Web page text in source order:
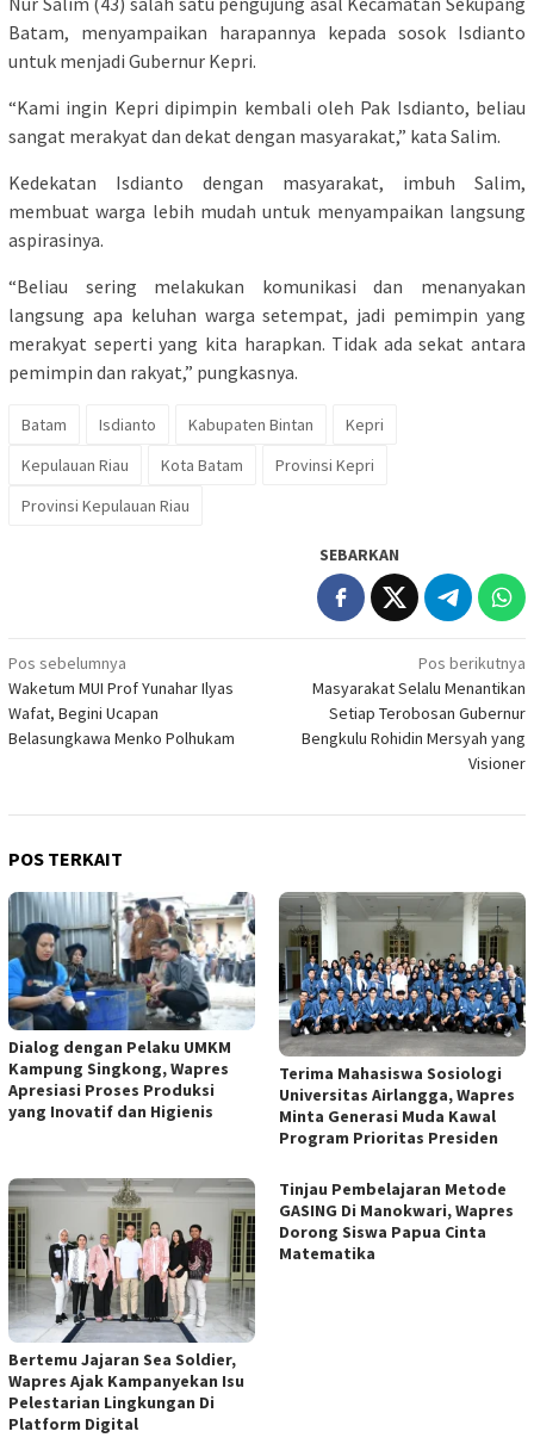
Batam, menyampaikan harapannya kepada sosok Isdianto
untuk menjadi Gubernur Kepri.
“Kami ingin Kepri dipimpin kembali oleh Pak Isdianto, beliau
sangat merakyat dan dekat dengan masyarakat,” kata Salim.
Kedekatan Isdianto dengan masyarakat, imbuh Salim,
membuat warga lebih mudah untuk menyampaikan langsung
aspirasinya.
“Beliau sering melakukan komunikasi dan menanyakan
langsung apa keluhan warga setempat, jadi pemimpin yang
merakyat seperti yang kita harapkan. Tidak ada sekat antara
pemimpin dan rakyat,” pungkasnya.
Batam Isdianto Kabupaten Bintan
Kepri
Kepulauan Riau
Kota Batam
Provinsi Kepri
Provinsi Kepulauan Riau
SEBARKAN
Navigasi
pos
Pos sebelumnya
Waketum MUI Prof Yunahar Ilyas
Wafat, Begini Ucapan
Belasungkawa Menko Polhukam
Pos berikutnya
Masyarakat Selalu Menantikan
Setiap Terobosan Gubernur
Bengkulu Rohidin Mersyah yang
Visioner
POS TERKAIT
Dialog dengan Pelaku UMKM
Kampung Singkong, Wapres
Apresiasi Proses Produksi
yang Inovatif dan Higienis
Terima Mahasiswa Sosiologi
Universitas Airlangga, Wapres
Minta Generasi Muda Kawal
Program Prioritas Presiden
Bertemu Jajaran Sea Soldier,
Wapres Ajak Kampanyekan Isu
Pelestarian Lingkungan Di
Platform Digital
Tinjau Pembelajaran Metode
GASING Di Manokwari, Wapres
Dorong Siswa Papua Cinta
Matematika